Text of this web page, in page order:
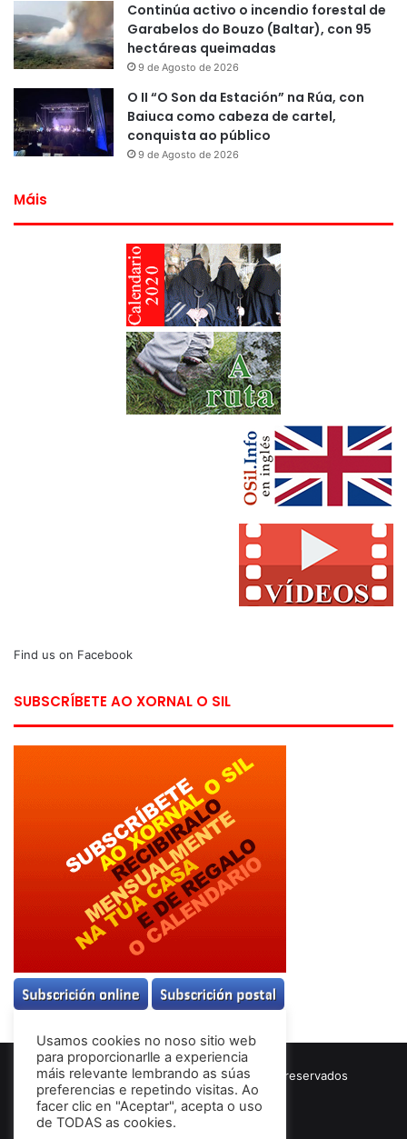
Continúa activo o incendio forestal de
Garabelos do Bouzo (Baltar), con 95
hectáreas queimadas
9 de Agosto de 2026
O II “O Son da Estación” na Rúa, con
Baiuca como cabeza de cartel,
conquista ao público
9 de Agosto de 2026
Máis
Find us on Facebook
SUBSCRÍBETE AO XORNAL O SIL
© Copyright 2026, Todos los derechos reservados
Términos & Condiciones
Usamos cookies no noso sitio web
para proporcionarlle a experiencia
máis relevante lembrando as súas
preferencias e repetindo visitas. Ao
facer clic en "Aceptar", acepta o uso
de TODAS as cookies.